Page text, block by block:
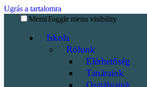
Ugrás a tartalomra
MenüToggle menu visibility
Iskola
Rólunk
Elérhetőség
Tanáraink
Osztályaink